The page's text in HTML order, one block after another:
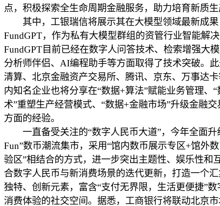
点，积极探索全生命周期金融服务，助力培育新质
其中，工银瑞信将展示其在大模型领域最新成果
FundGPT，作为私有大模型群组的资管行业智能解
FundGPT目前已经在数字人问答技术、检索增强大
分析师伴侣、AI编程助手等方面取得了技术突破。
清算、北京金融资产交易所、腾讯、京东、万事达
内知名企业也将分享在“数据+算法”赋能业务管理、
术”重塑生产经营模式、“数据+金融市场”升级金融
方面的经验。
一直备受关注的“数字人民币大道”，今年全面升
Fun”数币潮流集市，采用“馆内数币展示专区+馆外
验区”相结合的方式，进一步突出主题性、娱乐性和
合数字人民币与新消费场景的迭代更新，打造一个
独特、创新元素，富含“支付无界限，生活更便捷”数
消费体验的社交空间。据悉，工商银行将联动北京